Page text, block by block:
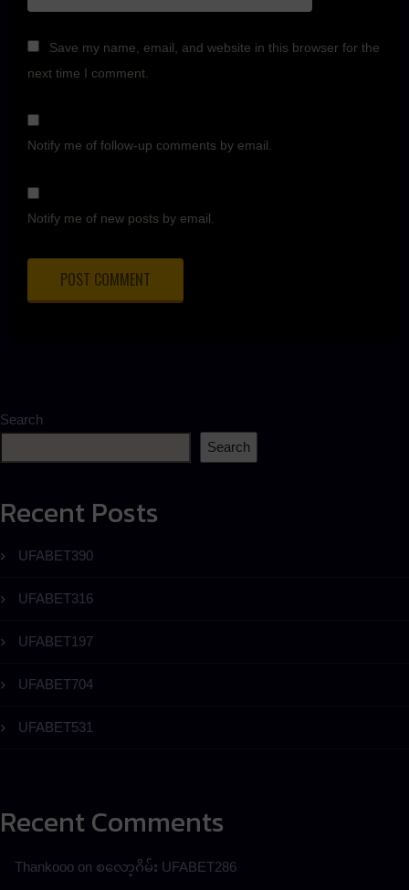
Save my name, email, and website in this browser for the
next time I comment.
Notify me of follow-up comments by email.
Notify me of new posts by email.
Search
Search
Recent Posts
UFABET390
UFABET316
UFABET197
UFABET704
UFABET531
Recent Comments
Thankooo on စလော့ဂိမ်း UFABET286